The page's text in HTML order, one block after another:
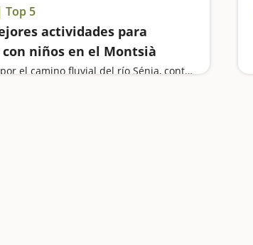
Top 5
actividades para
niños en el Montsià
Paseamos por el camino fluvial del río Sénia, contemplamos balsas naturales cerca del Delta, damos una vuelta por el pantano de Ulldecona, descubrimos la esencia medieval y marinera de Alcanar y vamos de excursión a la roca foradada de Els Ports